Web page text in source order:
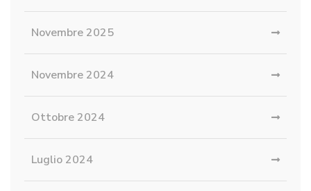
Novembre 2025
Novembre 2024
Ottobre 2024
Luglio 2024